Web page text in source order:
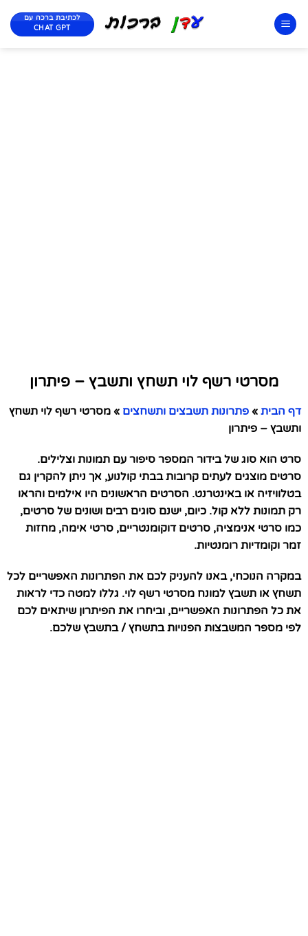
לכתיבת ברכה עם
CHAT GPT
מסרטי רשף לוי תשחץ ותשבץ – פיתרון
דף הבית » פתרונות תשבצים ותשחצים » מסרטי רשף לוי תשחץ
ותשבץ – פיתרון
סרט הוא סוג של בידור המספר סיפור עם תמונות וצלילים.
סרטים מוצגים לעתים קרובות בבתי קולנוע, אך ניתן להקרין גם
בטלוויזיה או באינטרנט. הסרטים הראשונים היו אילמים והראו
רק תמונות ללא קול. כיום, ישנם סוגים רבים ושונים של סרטים,
כמו סרטי אנימציה, סרטים דוקומנטריים, סרטי אימה, מחזות
זמר וקומדיות רומנטיות.
במקרה הנוכחי, באנו להעניק לכם את הפתרונות האפשריים לכל
תשחץ או תשבץ למונח מסרטי רשף לוי. גללו למטה כדי לראות
את כל הפתרונות האפשריים, וביחרו את הפיתרון שיתאים לכם
לפי מספר המשבצות הפנויות בתשחץ / בתשבץ שלכם.